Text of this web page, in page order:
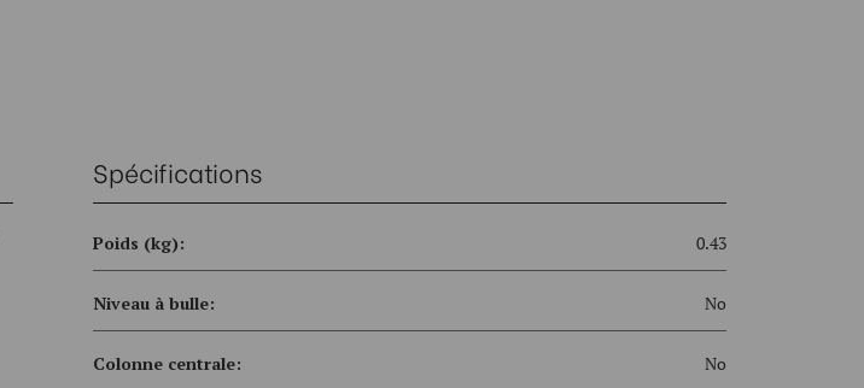
Spécifications
Poids (kg): 0.43
Niveau à bulle: No
Colonne centrale: No